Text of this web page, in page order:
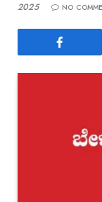
2025
NO